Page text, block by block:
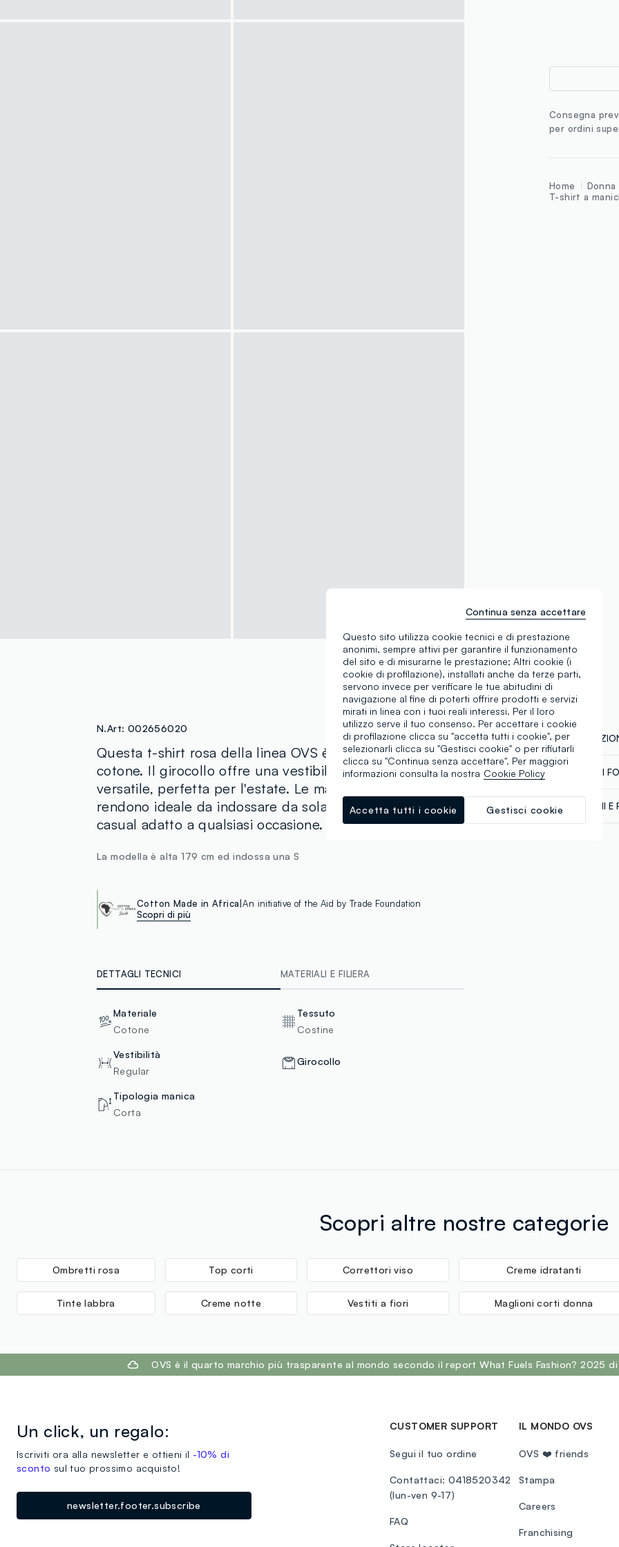
Consegna
per ordini
Home Donna
T-shirt a
N.Art: 002656020
Questa t-shirt rosa della linea OVS è realizzata in puro
cotone. Il girocollo offre una vestibilità regular comoda e
versatile, perfetta per l'estate. Le maniche corte la
rendono ideale da indossare da sola, creando un look
casual adatto a qualsiasi occasione.
La modella è alta 179 cm ed indossa una S
Cotton Made in Africa An initiative of the Aid by Trade Foundation
Scopri di più
DETTAGLI TECNICI MATERIALI E FILIERA
Materiale
Cotone
Tessuto
Costine
Vestibilità
Regular
Girocollo
Tipologia manica
Corta
CATENA DI
Sicurezza
Il 100% dei
chimico-
SPEDIZIONI E
Scopri altre nostre categorie
Ombretti rosa Top corti Correttori viso Creme idratanti
Tinte labbra Creme notte Vestiti a fiori Maglioni corti donna
OVS è il quarto marchio più trasparente al mondo secondo il report What Fuels Fashion? 2025 di
Un click, un regalo:
Iscriviti ora alla newsletter e ottieni il -10% di
sconto sul tuo prossimo acquisto!
newsletter.footer.subscribe
CUSTOMER SUPPORT
Segui il tuo ordine
Contattaci: 0418520342
(lun-ven 9-17)
FAQ
IL MONDO OVS
OVS ❤️ friends
Stampa
Careers
Franchising
Questo sito utilizza cookie tecnici e di prestazione
anonimi, sempre attivi per garantire il funzionamento
del sito e di misurarne le prestazione; Altri cookie (i
cookie di profilazione), installati anche da terze parti,
servono invece per verificare le tue abitudini di
navigazione al fine di poterti offrire prodotti e servizi
mirati in linea con i tuoi reali interessi. Per il loro
utilizzo serve il tuo consenso. Per accettare i cookie
di profilazione clicca su "accetta tutti i cookie", per
selezionarli clicca su "Gestisci cookie" o per rifiutarli
clicca su "Continua senza accettare". Per maggiori
informazioni consulta la nostra Cookie Policy
Gestisci cookie
Accetta tutti i cookie
Continua senza accettare